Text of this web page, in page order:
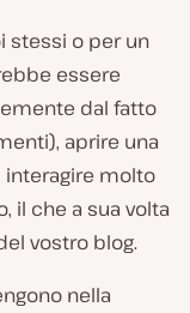
stessi o per un
essere
dal fatto
aprire una
molto
il che a sua volta
vostro blog.
nella